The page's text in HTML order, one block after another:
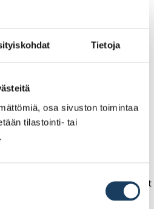
Tietoja
osa sivuston toimintaa
tilastointi- tai
eivät sovi mielestäsi
vastuullisuustrendeistä
rahastoissa
sekä aktiivisilla että
”Hyödyt passiivisuudesta on
indeksirahastojen kulut ovat
aktiivisten rahastojen kulut.